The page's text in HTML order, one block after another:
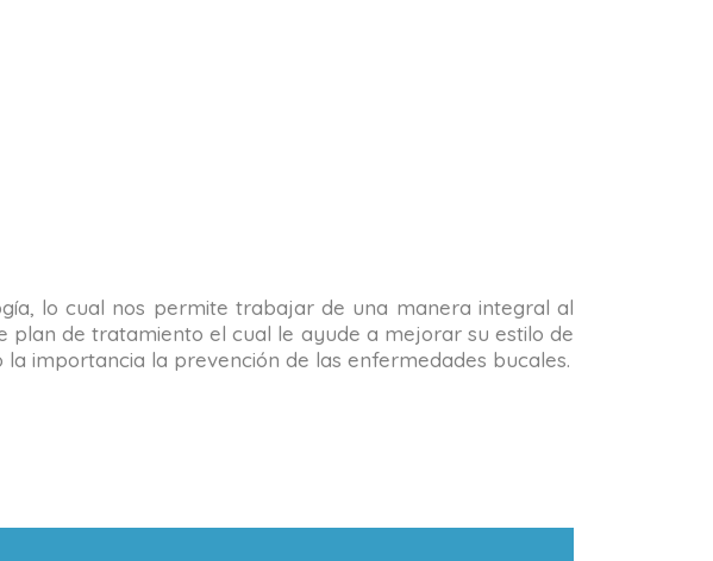
lo cual nos permite trabajar de una manera integral al
de tratamiento el cual le ayude a mejorar su estilo de
importancia la prevención de las enfermedades bucales.